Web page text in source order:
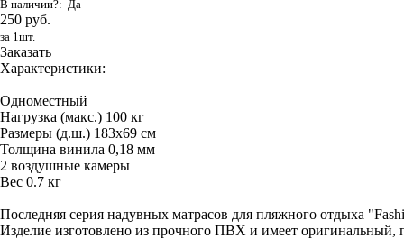
В наличии?: Да
250 руб.
за 1шт.
Заказать
Характеристики:
Одноместный
Нагрузка (макс.) 100 кг
Размеры (д.ш.) 183х69 см
Толщина винила 0,18 мм
2 воздушные камеры
Вес 0.7 кг
Последняя серия надувных матрасов для пляжного отдыха
Изделие изготовлено из прочного ПВХ и имеет оригинальный,